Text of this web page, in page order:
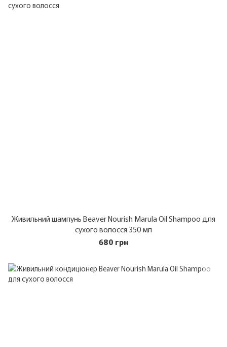
Живильний шампунь Beaver Nourish Marula Oil Shampoo для
сухого волосся 350 мл
680 грн